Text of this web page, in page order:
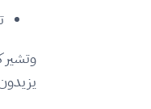
وتشير
يزيدون إنفاقهم بنسبة 35% حيال برامج